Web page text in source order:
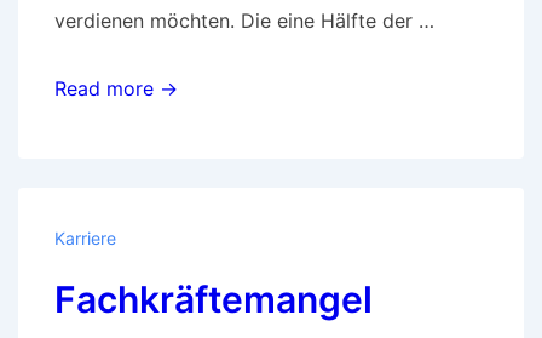
verdienen möchten. Die eine Hälfte der …
Deine
Read more →
Karriere
Fachkräftemangel